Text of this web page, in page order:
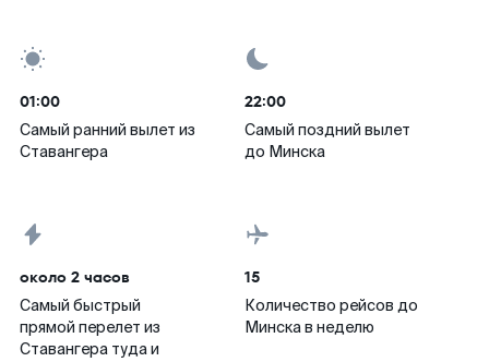
01:00
Самый ранний вылет из
Ставангера
22:00
Самый поздний вылет
до Минска
около 2 часов
Самый быстрый
прямой перелет из
Ставангера туда и
15
Количество рейсов до
Минска в неделю